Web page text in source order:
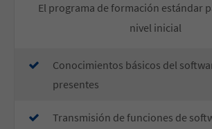
El programa de formación estándar
nivel inicial
Conocimientos básicos del
presentes
Transmisión de funciones de